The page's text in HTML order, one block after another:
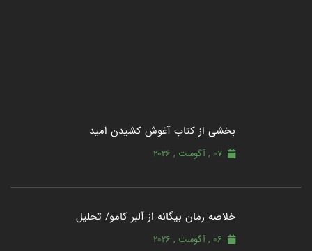
بخشی از کتاب آغوش کشیدن امید
07 , آگوست , 2026
خلاصه رمان بیگانه از آلبر کامو/ تحلیل
06 , آگوست , 2026